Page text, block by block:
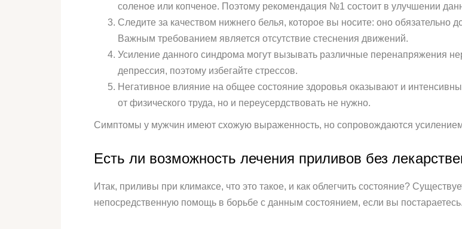
соленое или копченое. Поэтому рекомендация №1 состоит в улучшении
Следите за качеством нижнего белья, которое вы носите: оно
Важным требованием является отсутствие стеснения движений.
Усиление данного синдрома могут вызывать различные перенапряжения
депрессия, поэтому избегайте стрессов.
Негативное влияние на общее состояние здоровья оказывают и
от физического труда, но и переусердствовать не нужно.
Симптомы у мужчин имеют схожую выраженность, но сопровождаются
Есть ли возможность лечения приливов без
Итак, приливы при климаксе, что это такое, и как облегчить состояние?
непосредственную помощь в борьбе с данным состоянием, если вы